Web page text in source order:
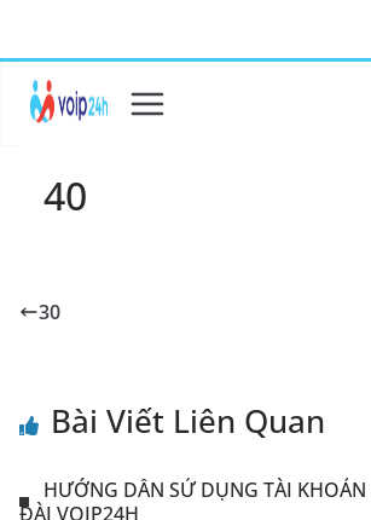
40
30
Bài Viết Liên Quan
HƯỚNG DẪN SỬ DỤNG TÀI
ĐÀI VOIP24H